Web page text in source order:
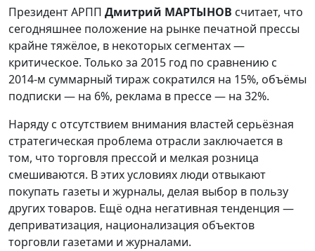
Президент АРПП Дмитрий МАРТЫНОВ считает, что
сегодняшнее положение на рынке печатной прессы
крайне тяжёлое, в некоторых сегментах —
критическое. Только за 2015 год по сравнению с
2014-м суммарный тираж сократился на 15%, объёмы
подписки — на 6%, реклама в прессе — на 32%.
Наряду с отсутствием внимания властей серьёзная
стратегическая проблема отрасли заключается в
том, что торговля прессой и мелкая розница
смешиваются. В этих условиях люди отвыкают
покупать газеты и журналы, делая выбор в пользу
других товаров. Ещё одна негативная тенденция —
деприватизация, национализация объектов
торговли газетами и журналами.